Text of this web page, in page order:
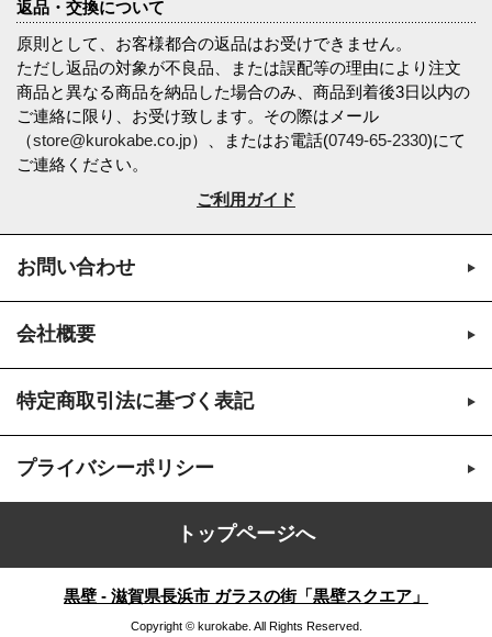
返品・交換について
原則として、お客様都合の返品はお受けできません。
ただし返品の対象が不良品、または誤配等の理由により注文
商品と異なる商品を納品した場合のみ、商品到着後3日以内の
ご連絡に限り、お受け致します。その際はメール
（store@kurokabe.co.jp）、またはお電話(0749-65-2330)にて
ご連絡ください。
ご利用ガイド
お問い合わせ
会社概要
特定商取引法に基づく表記
プライバシーポリシー
トップページへ
黒壁 - 滋賀県長浜市 ガラスの街「黒壁スクエア」
Copyright © kurokabe. All Rights Reserved.